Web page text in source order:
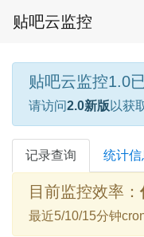
贴吧云监控
贴吧云监控1.0
请访问2.0新版 以获
记录查询 统计信
目前监控效率：
最近5/10/15分钟